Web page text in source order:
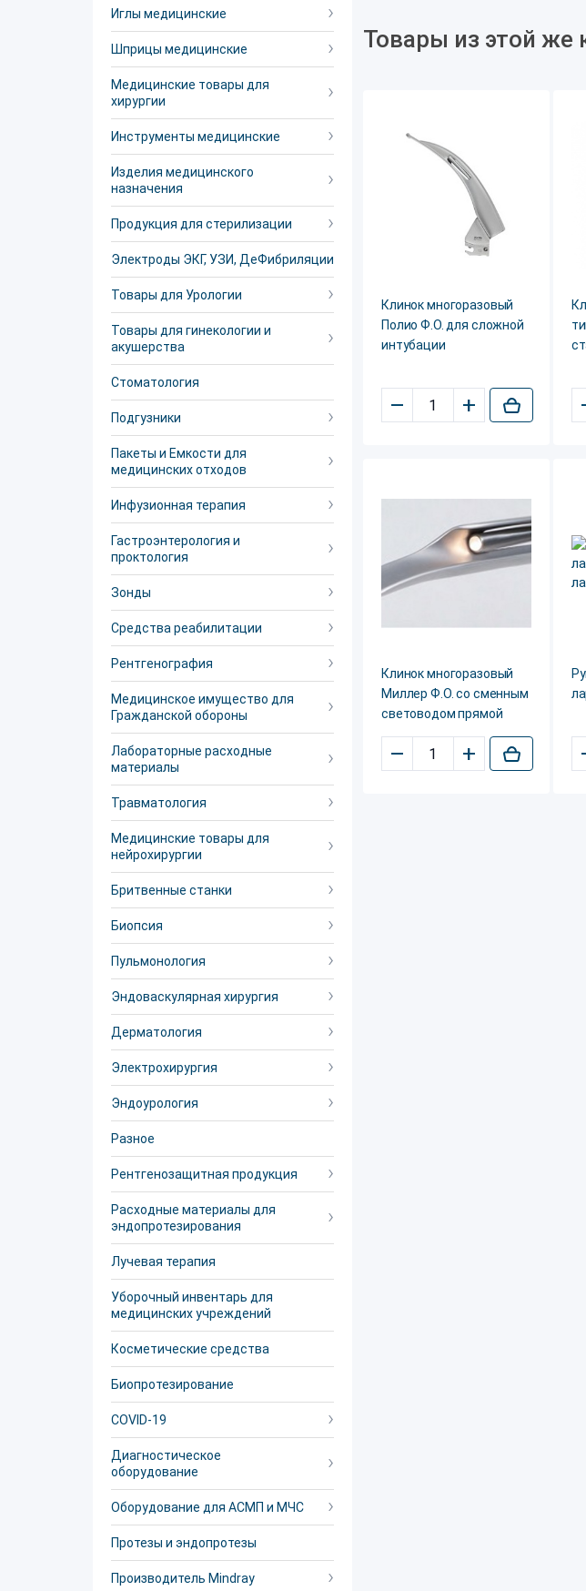
Иглы медицинские
Шприцы медицинские
Медицинские товары для
хирургии
Инструменты медицинские
Изделия медицинского
назначения
Продукция для стерилизации
Электроды ЭКГ, УЗИ, ДеФибриляции
Товары для Урологии
Товары для гинекологии и
акушерства
Стоматология
Подгузники
Пакеты и Емкости для
медицинских отходов
Инфузионная терапия
Гастроэнтерология и
проктология
Зонды
Средства реабилитации
Рентгенография
Медицинское имущество для
Гражданской обороны
Лабораторные расходные
материалы
Травматология
Медицинские товары для
нейрохирургии
Бритвенные станки
Биопсия
Пульмонология
Эндоваскулярная хирургия
Дерматология
Электрохирургия
Эндоурология
Разное
Рентгенозащитная продукция
Расходные материалы для
эндопротезирования
Лучевая терапия
Уборочный инвентарь для
медицинских учреждений
Косметические средства
Биопротезирование
COVID-19
Диагностическое
оборудование
Оборудование для АСМП и МЧС
Протезы и эндопротезы
Производитель Mindray
Товары из этой же
Клинок многоразовый
Полио Ф.О. для сложной
интубации
– +
Клинок многоразовый
Миллер Ф.О. со сменным
световодом прямой
– +